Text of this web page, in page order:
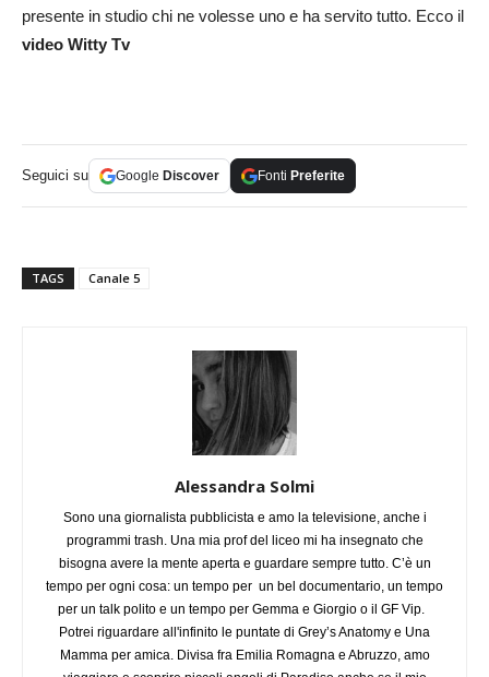
presente in studio chi ne volesse uno e ha servito tutto. Ecco il
video Witty Tv
Seguici su Google Discover Fonti Preferite
TAGS Canale 5
Alessandra Solmi
Sono una giornalista pubblicista e amo la televisione, anche i
programmi trash. Una mia prof del liceo mi ha insegnato che
bisogna avere la mente aperta e guardare sempre tutto. C’è un
tempo per ogni cosa: un tempo per un bel documentario, un tempo
per un talk polito e un tempo per Gemma e Giorgio o il GF Vip.
Potrei riguardare all'infinito le puntate di Grey’s Anatomy e Una
Mamma per amica. Divisa fra Emilia Romagna e Abruzzo, amo